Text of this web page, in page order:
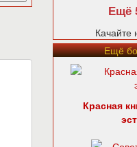
Ещё
Качайте
Ещё
Красная